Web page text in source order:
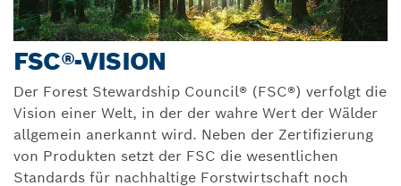
FSC®-VISION
Der Forest Stewardship Council® (FSC®) verfolgt die
Vision einer Welt, in der der wahre Wert der Wälder
allgemein anerkannt wird. Neben der Zertifizierung
von Produkten setzt der FSC die wesentlichen
Standards für nachhaltige Forstwirtschaft noch